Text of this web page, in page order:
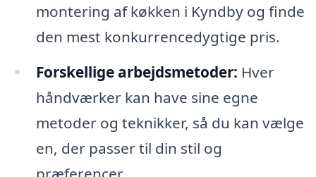
montering af køkken i Kyndby og finde
den mest konkurrencedygtige pris.
Forskellige arbejdsmetoder: Hver
håndværker kan have sine egne
metoder og teknikker, så du kan vælge
en, der passer til din stil og